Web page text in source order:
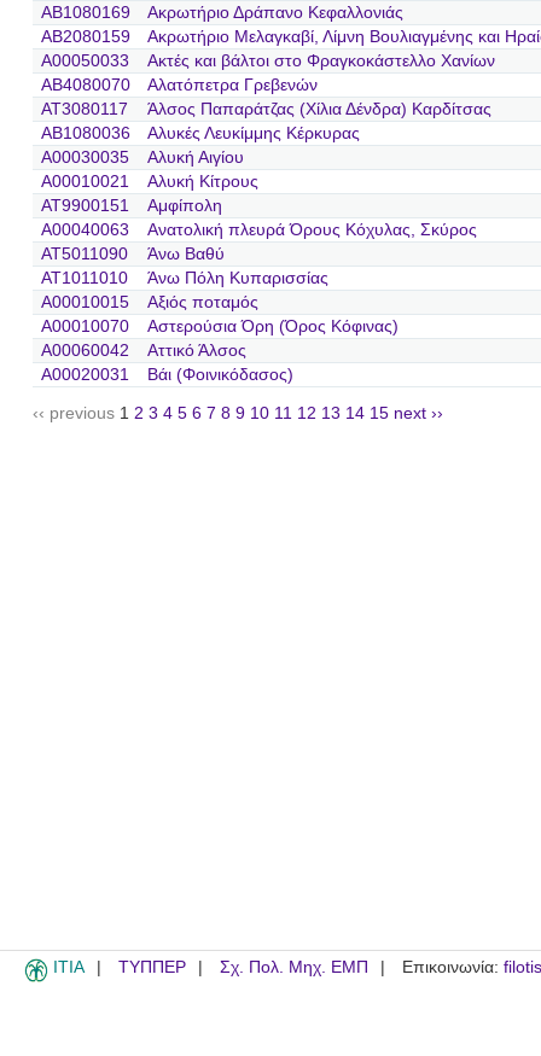
AB1080169
Ακρωτήριο Δράπανο Κεφαλλονιάς
AB2080159
Ακρωτήριο Μελαγκαβί, Λίμνη Βουλιαγμένης και
A00050033
Ακτές και βάλτοι στο Φραγκοκάστελλο Χανίων
AB4080070
Αλατόπετρα Γρεβενών
AT3080117
Άλσος Παπαράτζας (Χίλια Δένδρα) Καρδίτσας
AB1080036
Αλυκές Λευκίμμης Κέρκυρας
A00030035
Αλυκή Αιγίου
A00010021
Αλυκή Κίτρους
AT9900151
Αμφίπολη
A00040063
Ανατολική πλευρά Όρους Κόχυλας, Σκύρος
AT5011090
Άνω Βαθύ
AT1011010
Άνω Πόλη Κυπαρισσίας
A00010015
Αξιός ποταμός
A00010070
Αστερούσια Όρη (Όρος Κόφινας)
A00060042
Αττικό Άλσος
A00020031
Βάι (Φοινικόδασος)
‹‹ previous 1 2 3 4 5 6 7 8 9 10 11 12 13 14 15 next ››
ITIA ΤΥΠΠΕΡ Σχ. Πολ. Μηχ. ΕΜΠ Επικοινωνία: